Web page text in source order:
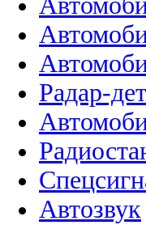
Радар-
Автозвук